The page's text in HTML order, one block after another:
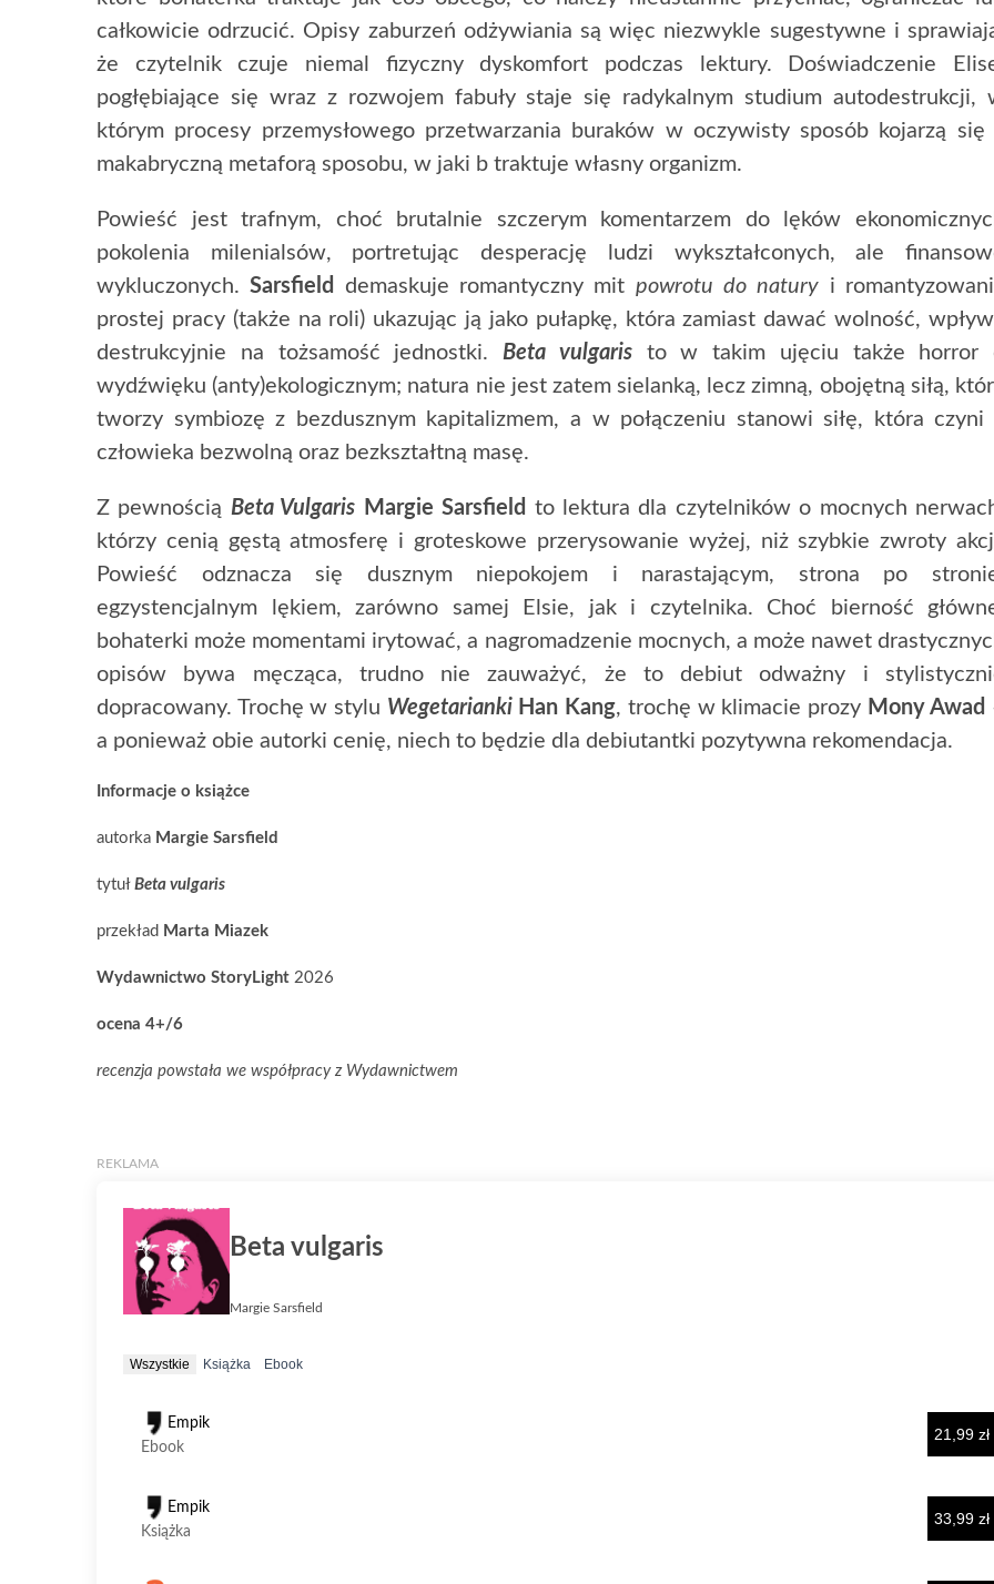
całkowicie odrzucić. Opisy zaburzeń odżywiania są więc niezwykle sugestywne i
że czytelnik czuje niemal fizyczny dyskomfort podczas lektury. Doświadczenie
pogłębiające się wraz z rozwojem fabuły staje się radykalnym studium autodestrukcji,
którym procesy przemysłowego przetwarzania buraków w oczywisty sposób kojarzą się
makabryczną metaforą sposobu, w jaki b traktuje własny organizm.
Powieść jest trafnym, choć brutalnie szczerym komentarzem do lęków
pokolenia milenialsów, portretując desperację ludzi wykształconych, ale
wykluczonych.Sarsfield demaskuje romantyczny mit powrotu do natury i
prostej pracy (także na roli) ukazując ją jako pułapkę, która zamiast dawać wolność,
destrukcyjnie na tożsamość jednostki. Beta vulgaristo w takim ujęciu także horror
wydźwięku (anty)ekologicznym; natura nie jest zatem sielanką, lecz zimną, obojętną siłą,
tworzy symbiozę z bezdusznym kapitalizmem, a w połączeniu stanowi siłę, która czyni
człowieka bezwolną oraz bezkształtną masę.
Z pewnością Beta Vulgaris Margie Sarsfield to lektura dla czytelników o mocnych
którzy cenią gęstą atmosferę i groteskowe przerysowanie wyżej, niż szybkie zwroty
Powieść odznacza się dusznym niepokojem i narastającym, strona po
egzystencjalnym lękiem, zarówno samej Elsie, jak i czytelnika. Choć bierność
bohaterki może momentami irytować, a nagromadzenie mocnych, a może nawet
opisów bywa męcząca, trudno nie zauważyć, że to debiut odważny i
dopracowany. Trochę w stylu Wegetarianki Han Kang, trochę w klimacie prozy Mony Awad
a ponieważ obie autorki cenię, niech to będzie dla debiutantki pozytywna rekomendacja.
Informacje o książce
autorka Margie Sarsfield
tytuł Beta vulgaris
przekład Marta Miazek
Wydawnictwo StoryLight 2026
ocena 4+/6
recenzja powstała we współpracy z Wydawnictwem